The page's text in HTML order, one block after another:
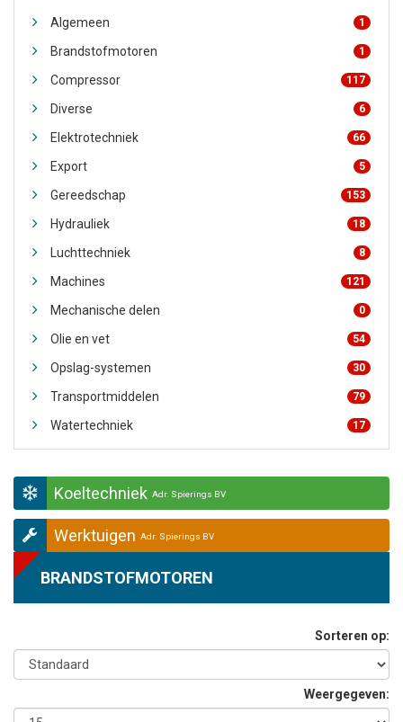
Algemeen 1
Brandstofmotoren 1
Compressor 117
Diverse 6
Elektrotechniek 66
Export 5
Gereedschap 153
Hydrauliek 18
Luchttechniek 8
Machines 121
Mechanische delen 0
Olie en vet 54
Opslag-systemen 30
Transportmiddelen 79
Watertechniek 17
Koeltechniek Adr. Spierings BV
Werktuigen Adr. Spierings BV
BRANDSTOFMOTOREN
Sorteren op:
Weergegeven: